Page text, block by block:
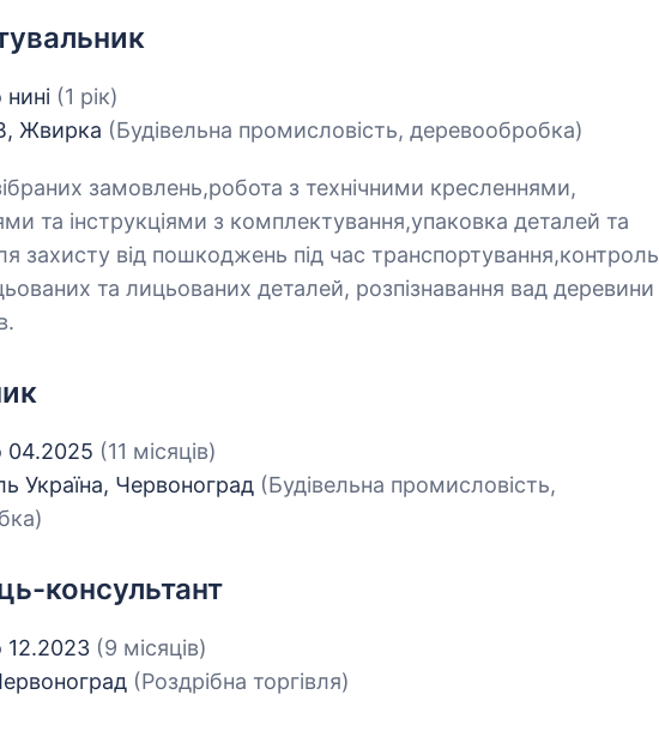
(1 рік)
Жвирка (Будівельна промисловість, деревообробка)
замовлень,робота з технічними кресленнями,
та інструкціями з комплектування,упаковка деталей та
захисту від пошкоджень під час транспортування,контроль
та лицьованих деталей, розпізнавання вад деревини
04.2025 (11 місяців)
Україна, Червоноград (Будівельна промисловість,
консультант
12.2023 (9 місяців)
(Роздрібна торгівля)